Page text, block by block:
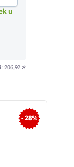
u
206,92 zł
- 28%